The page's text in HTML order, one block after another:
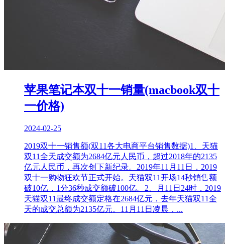
苹果笔记本双十一销量(macbook双十
一价格)
2024-02-25
2019双十一销售额(双11各大电商平台销售数据)1、天猫
双11全天成交额为2684亿元人民币，超过2018年的2135
亿元人民币，再次创下新纪录。2019年11月11日，2019
双十一购物狂欢节正式开始。天猫双11开场14秒销售额
破10亿，1分36秒成交额破100亿。2、月11日24时，2019
天猫双11最终成交额定格在2684亿元，去年天猫双11全
天的成交总额为2135亿元。11月11日凌晨，...